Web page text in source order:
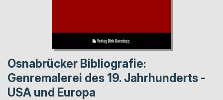
Osnabrücker Bibliografie:
Genremalerei des 19. Jahrhunderts -
USA und Europa